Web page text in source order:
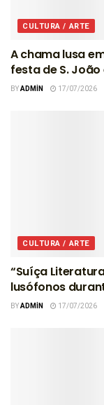
CULTURA / ARTE
A chama lusa
festa de S. João
BYADMIN 17/07/2026
CULTURA / ARTE
“Suíça
lusófonos
BYADMIN 17/07/2026